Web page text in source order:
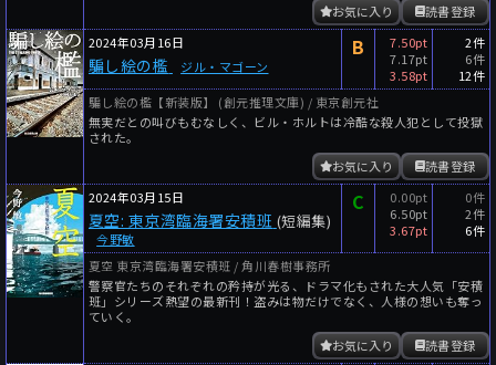
読書登録
お気に入り
2024年03月16日
騙し絵の檻 ジル・マゴーン
B
7.50pt
7.17pt
3.58pt
2件
6件
12件
騙し絵の檻【新装版】 (創元推理文庫) / 東京創元社
無実だとの叫びもむなしく、ビル・ホルトは冷酷な殺人犯として投獄
された。
読書登録
お気に入り
2024年03月15日
夏空: 東京湾臨海署安積班 (短編集)
今野敏
C
0.00pt
6.50pt
3.67pt
0件
2件
6件
夏空 東京湾臨海署安積班 / 角川春樹事務所
警察官たちのそれぞれの矜持が光る、ドラマ化もされた大人気「安積
班」シリーズ熱望の最新刊！盗みは物だけでなく、人様の想いも奪っ
ていく。
読書登録
お気に入り